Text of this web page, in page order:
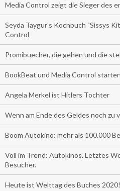
Media Control zeigt die Sieger des
Seyda Taygur's Kochbuch "Sissys
Control
Promibuecher, die gehen und die
BookBeat und Media Control
Angela Merkel ist Hitlers Tochter
Wenn am Ende des Geldes noch zu
Boom Autokino: mehr als 100.000
Voll im Trend: Autokinos. Letztes
Besucher.
Heute ist Welttag des Buches 2020!